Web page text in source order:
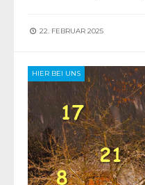
22. FEBRUAR 2025
HIER BEI UNS